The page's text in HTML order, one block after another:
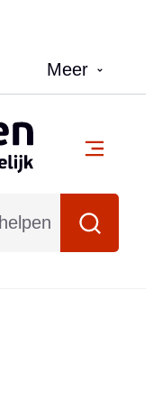
Meer
Zoeken
menu